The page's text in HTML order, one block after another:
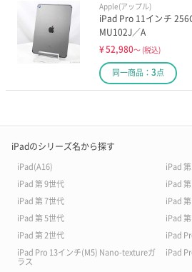
Apple(アップル)
iPad Pro 11インチ
MU102J／A
¥52,980～ (税込)
同一商品： 3点
iPadのシリーズ名から探す
iPad(A16)
iPad
iPad 第 9世代
iPad
iPad 第 7世代
iPad
iPad 第 5世代
iPad
iPad 第 2世代
iPad
iPad Pro 13インチ(M5) Nano-textureガ
ラス
iPad